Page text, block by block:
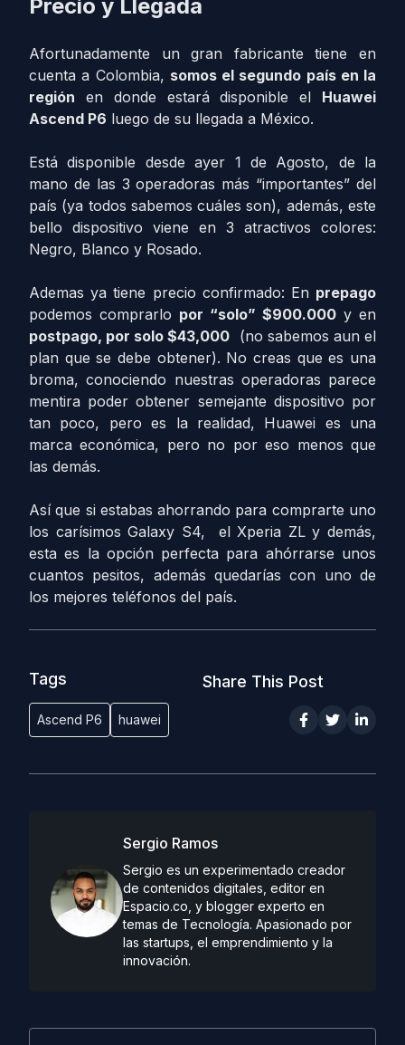
Precio y Llegada
Afortunadamente un gran fabricante tiene en
cuenta a Colombia, somos el segundo país en la
región en donde estará disponible el Huawei
Ascend P6 luego de su llegada a México.
Está disponible desde ayer 1 de Agosto, de la
mano de las 3 operadoras más “importantes” del
país (ya todos sabemos cuáles son), además, este
bello dispositivo viene en 3 atractivos colores:
Negro, Blanco y Rosado.
Ademas ya tiene precio confirmado: En prepago
podemos comprarlo por “solo” $900.000 y en
postpago, por solo $43,000 (no sabemos aun el
plan que se debe obtener). No creas que es una
broma, conociendo nuestras operadoras parece
mentira poder obtener semejante dispositivo por
tan poco, pero es la realidad, Huawei es una
marca económica, pero no por eso menos que
las demás.
Así que si estabas ahorrando para comprarte uno
los carísimos Galaxy S4, el Xperia ZL y demás,
esta es la opción perfecta para ahórrarse unos
cuantos pesitos, además quedarías con uno de
los mejores teléfonos del país.
Tags
Ascend P6 huawei
Share This Post
Sergio Ramos
Sergio es un experimentado creador
de contenidos digitales, editor en
Espacio.co, y blogger experto en
temas de Tecnología. Apasionado por
las startups, el emprendimiento y la
innovación.